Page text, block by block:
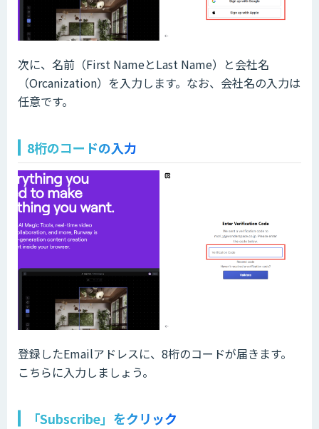
次に、名前（First NameとLast Name）と会社名
（Orcanization）を入力します。なお、会社名の入力は
任意です。
8桁のコードの入力
登録したEmailアドレスに、8桁のコードが届きます。
こちらに入力しましょう。
「Subscribe」をクリック